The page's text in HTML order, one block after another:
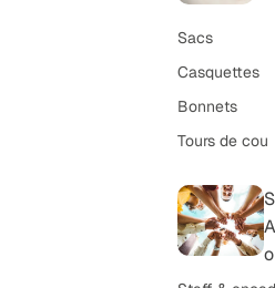
Sacs
Casquettes
Bonnets
Tours de cou